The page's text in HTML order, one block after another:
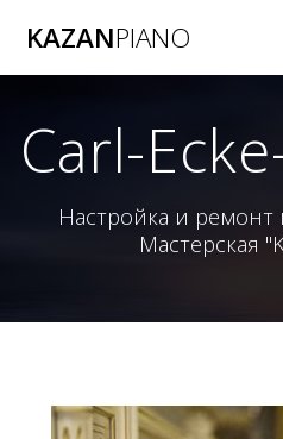
KAZANPIANO
Carl-
Настройка и
Мастерская